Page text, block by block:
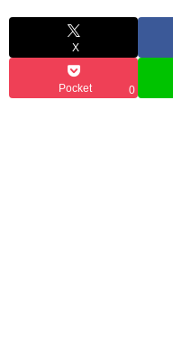
X
Pocket 0